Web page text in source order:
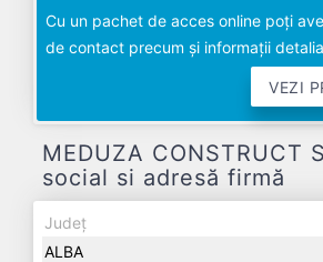
Cu un pachet de acces online poți
de contact precum și informații
VEZI
MEDUZA CONSTRUCT
social si adresă firmă
Județ
ALBA